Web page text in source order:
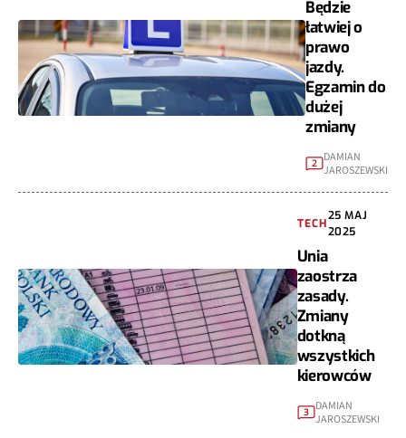
Będzie
łatwiej o
prawo
jazdy.
Egzamin do
dużej
zmiany
2
DAMIAN
JAROSZEWSKI
TECH
25 MAJ
2025
Unia
zaostrza
zasady.
Zmiany
dotkną
wszystkich
kierowców
3 DAMIAN
JAROSZEWSKI